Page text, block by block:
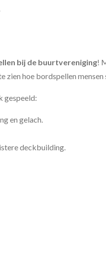
bij de buurtvereniging!
zien hoe bordspellen mensen
gespeeld:
en gelach.
deckbuilding.